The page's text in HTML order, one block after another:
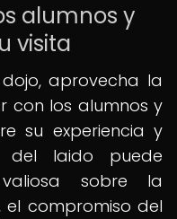
alumnos y
visita
aprovecha la
con los alumnos y
su experiencia y
Iaido puede
sobre la
compromiso del